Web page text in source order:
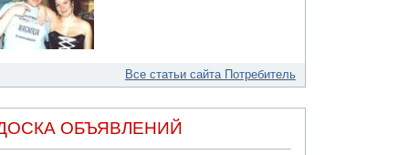
Все статьи сайта Потребитель
ОБЪЯВЛЕНИЙ